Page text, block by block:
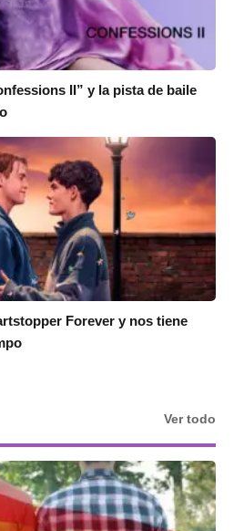
II” y la pista de baile
Forever y nos tiene
Ver todo